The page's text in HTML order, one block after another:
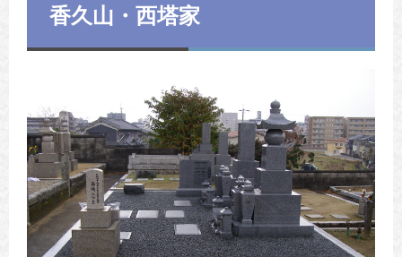
香久山・西塔家